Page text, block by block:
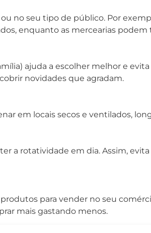
no seu tipo de público. Por
enquanto as mercearias podem
ajuda a escolher melhor e evita
novidades que agradam.
em locais secos e ventilados,
a rotatividade em dia. Assim,
para vender no seu
mais gastando menos.